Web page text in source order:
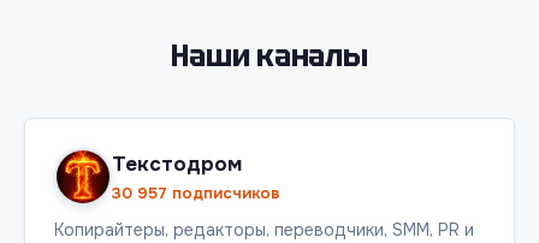
Наши каналы
Текстодром
30 957 подписчиков
Копирайтеры, редакторы, переводчики, SMM, PR и